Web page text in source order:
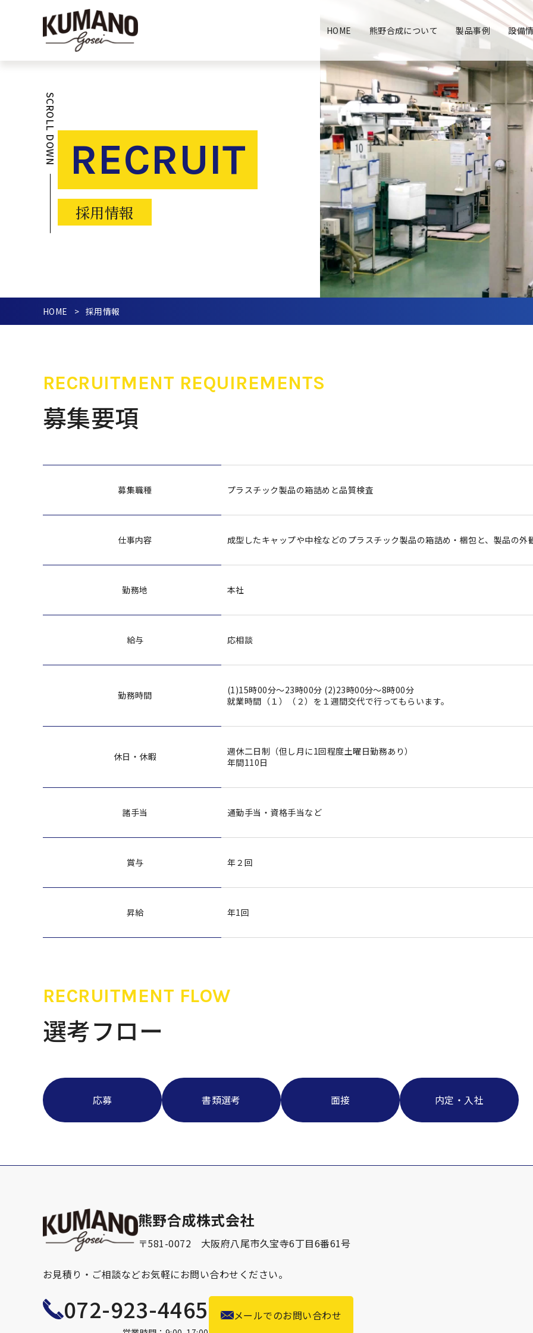
HOME 熊野合成について 製品事例 設備
SCROLL DOWN RECRUIT
採用情報
HOME 採用情報
RECRUITMENT REQUIREMENTS
募集要項
募集職種 プラスチック製品の箱詰めと品質検査
仕事内容 成型したキャップや中栓などのプラスチック製品の箱詰め・梱包と、製品の外
勤務地 本社
給与 応相談
勤務時間
(1)15時00分〜23時00分 (2)23時00分〜8時00分
就業時間（１）（２）を１週間交代で行ってもらいます。
休日・休暇
週休二日制（但し月に1回程度土曜日勤務あり）
年間110日
諸手当 通勤手当・資格手当など
賞与 年２回
昇給 年1回
RECRUITMENT FLOW
選考フロー
応募 書類選考 面接 内定・入社
熊野合成株式会社
〒581-0072 大阪府八尾市久宝寺6丁目6番61号
お見積り・ご相談などお気軽にお問い合わせください。
072-923-4465 メールでのお問い合わせ